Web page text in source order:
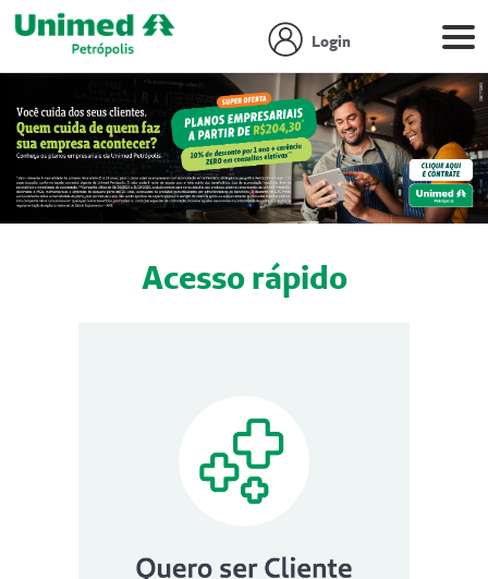
Login
Acesso rápido